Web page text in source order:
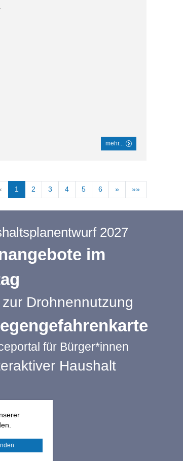
mehr...
1 2 3 4 5 6 » »»
2027
im
Drohnennutzung
für Bürger*innen
Haushalt